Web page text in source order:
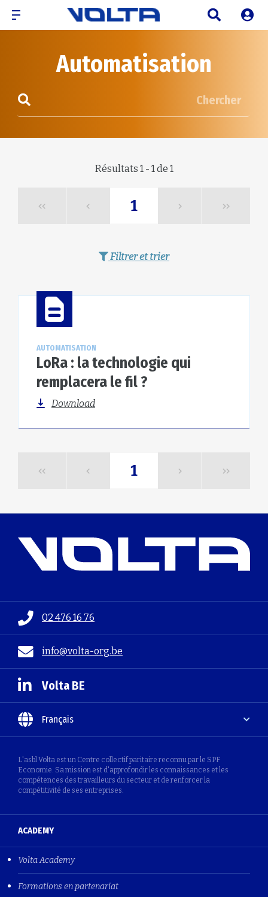
Automatisation
Chercher
Résultats 1 - 1 de 1
1
Filtrer et trier
AUTOMATISATION
LoRa : la technologie qui
remplacera le fil ?
Download
1
02 476 16 76
info@volta-org.be
L'asbl Volta est un Centre collectif paritaire reconnu par le SPF
Economie. Sa mission est d'approfondir les connaissances et les
compétences des travailleurs du secteur et de renforcer la
compétitivité de ses entreprises.
Volta BE
Français
ACADEMY
Volta Academy
Formations en partenariat